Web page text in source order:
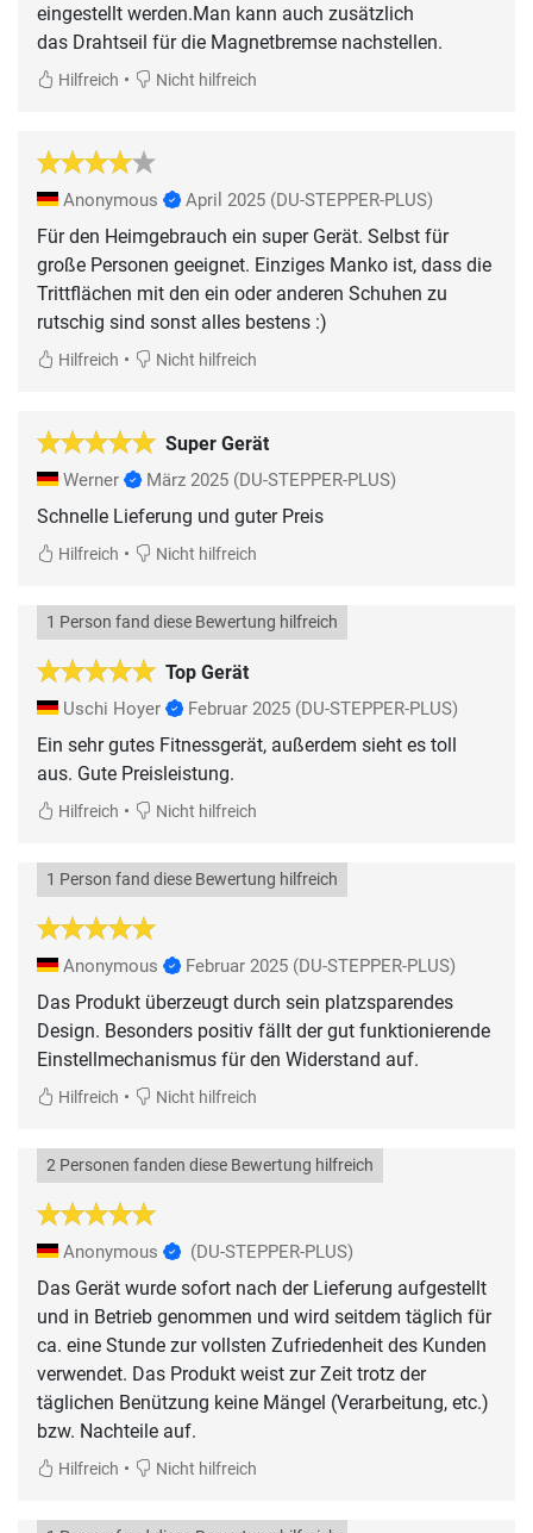
eingestellt werden.Man kann auch zusätzlich
das Drahtseil für die Magnetbremse nachstellen.
Hilfreich • Nicht hilfreich
Anonymous April 2025 (DU-STEPPER-PLUS)
Für den Heimgebrauch ein super Gerät. Selbst für
große Personen geeignet. Einziges Manko ist, dass die
Trittflächen mit den ein oder anderen Schuhen zu
rutschig sind sonst alles bestens :)
Hilfreich • Nicht hilfreich
Super Gerät
Werner März 2025 (DU-STEPPER-PLUS)
Schnelle Lieferung und guter Preis
Hilfreich • Nicht hilfreich
Top Gerät
1 Person fand diese Bewertung hilfreich
Uschi Hoyer Februar 2025 (DU-STEPPER-PLUS)
Ein sehr gutes Fitnessgerät, außerdem sieht es toll
aus. Gute Preisleistung.
Hilfreich • Nicht hilfreich
1 Person fand diese Bewertung hilfreich
Anonymous Februar 2025 (DU-STEPPER-PLUS)
Das Produkt überzeugt durch sein platzsparendes
Design. Besonders positiv fällt der gut funktionierende
Einstellmechanismus für den Widerstand auf.
Hilfreich • Nicht hilfreich
2 Personen fanden diese Bewertung hilfreich
Anonymous (DU-STEPPER-PLUS)
Das Gerät wurde sofort nach der Lieferung aufgestellt
und in Betrieb genommen und wird seitdem täglich für
ca. eine Stunde zur vollsten Zufriedenheit des Kunden
verwendet. Das Produkt weist zur Zeit trotz der
täglichen Benützung keine Mängel (Verarbeitung, etc.)
bzw. Nachteile auf.
Hilfreich • Nicht hilfreich